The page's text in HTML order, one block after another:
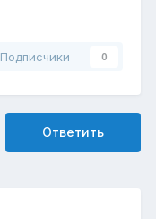
Подписчики 0
Ответить